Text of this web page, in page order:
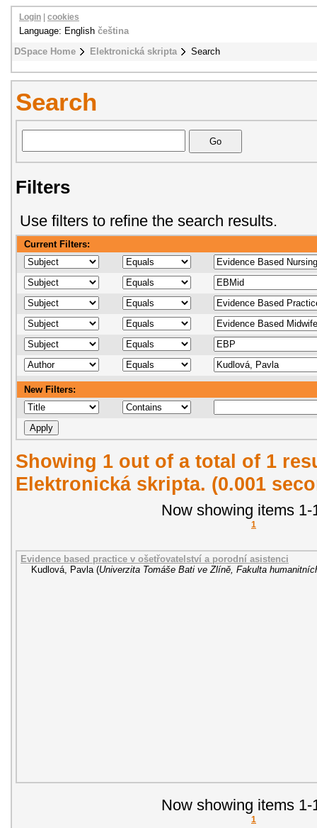
DSpace Home Elektronická skripta Search
Login cookies
Language: English čeština
Search
Filters
Use filters to refine the search results.
Current Filters:
New Filters:
Showing 1 out of a total of 1
Elektronická skripta. (0.001
Now showing items 1-
1
Evidence based practice v ošetřovatelství a porodní asistenci
Kudlová, Pavla (Univerzita Tomáše Bati ve Zlíně, Fakulta
Now showing items 1-
1